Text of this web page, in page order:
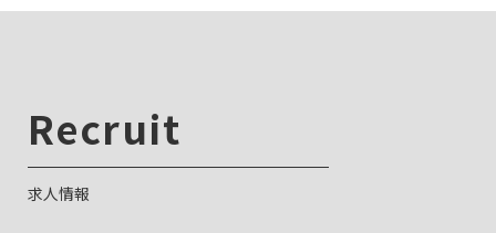
基本的な疑問から、マーケティ …
Recruit
求人情報